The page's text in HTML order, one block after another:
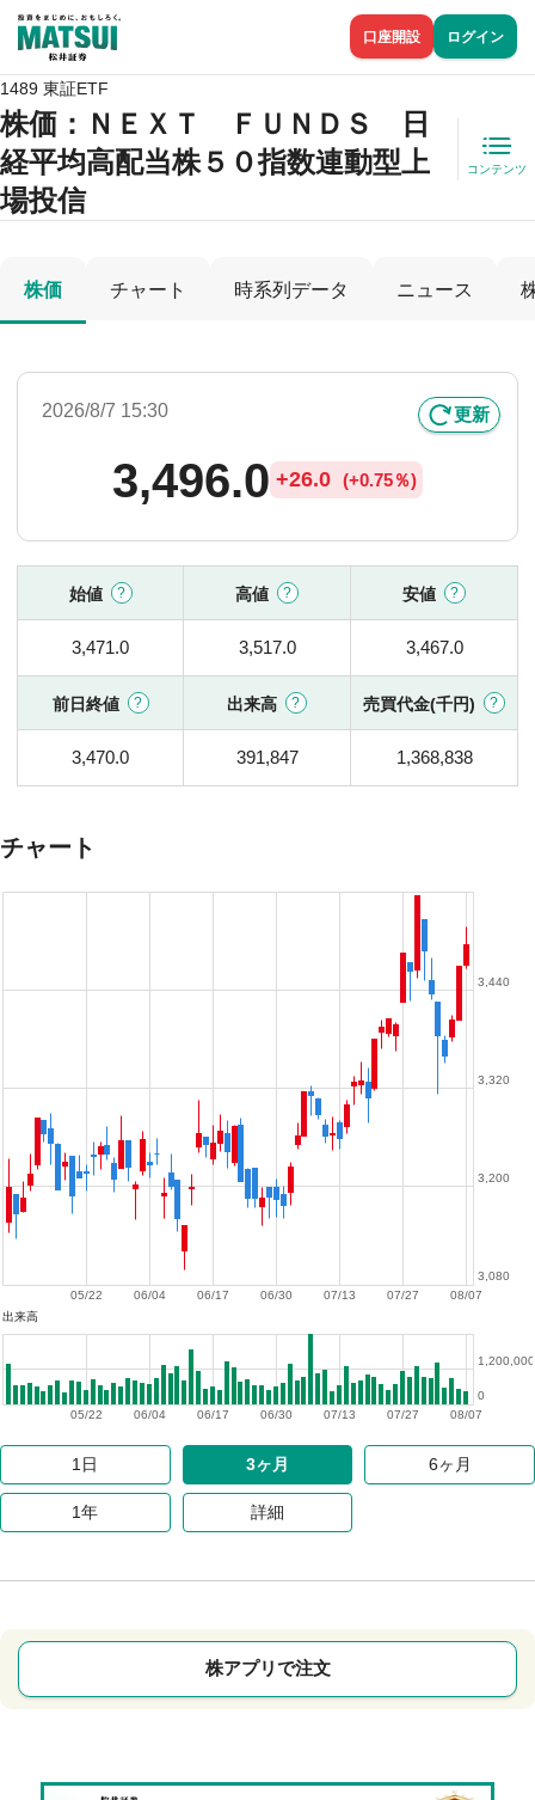
口座開設 ログイン
1489 東証ETF
株価 ：ＮＥＸＴ ＦＵＮＤＳ 日
経平均高配当株５０指数連動型上
場投信
コンテンツ
株価 チャート 時系列データ ニュース
2026/8/7 15:30 更新
3,496.0 +26.0 (+0.75％)
始値 高値 安値
3,471.0 3,517.0 3,467.0
前日終値 出来高 売買代金(千円)
3,470.0 391,847 1,368,838
チャート
08/07
07/27
07/13
06/30
06/17
06/04
05/22
3,080
3,200
3,320
3,440
出来高
08/07
07/27
07/13
06/30
06/17
06/04
05/22
0
1,200,000
1日 3ヶ月 6ヶ月
1年 詳細
株アプリで注文